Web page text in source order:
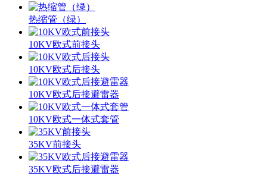
热缩管（绿）
10KV欧式前接头
10KV欧式后接头
10KV欧式后接避雷器
10KV欧式一体式套管
35KV前接头
35KV欧式后接避雷器